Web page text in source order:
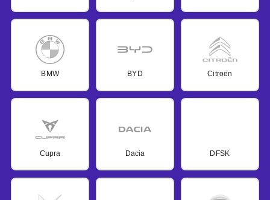
BMW BYD Citroën
Cupra Dacia DFSK